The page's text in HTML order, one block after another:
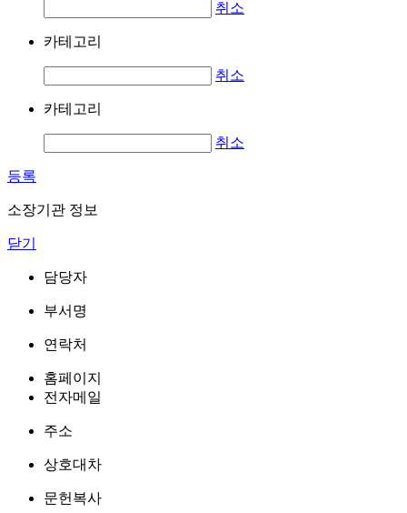
취소
카테고리
취소
카테고리
취소
등록
소장기관 정보
닫기
담당자
부서명
연락처
홈페이지
전자메일
주소
상호대차
문헌복사